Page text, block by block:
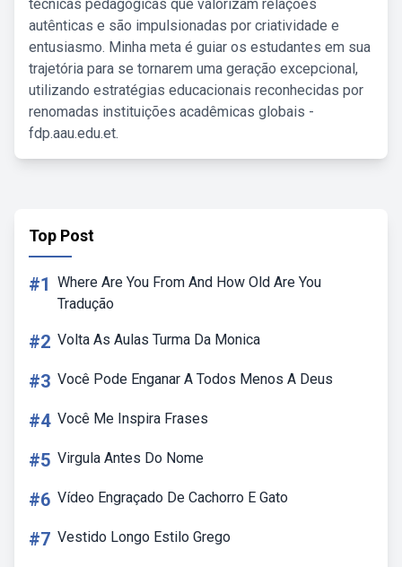
técnicas pedagógicas que valorizam relações
autênticas e são impulsionadas por criatividade e
entusiasmo. Minha meta é guiar os estudantes em sua
trajetória para se tornarem uma geração excepcional,
utilizando estratégias educacionais reconhecidas por
renomadas instituições acadêmicas globais -
fdp.aau.edu.et.
Top Post
#1 Where Are You From And How Old Are You
Tradução
#2 Volta As Aulas Turma Da Monica
#3 Você Pode Enganar A Todos Menos A Deus
#4 Você Me Inspira Frases
#5 Virgula Antes Do Nome
#6 Vídeo Engraçado De Cachorro E Gato
#7 Vestido Longo Estilo Grego